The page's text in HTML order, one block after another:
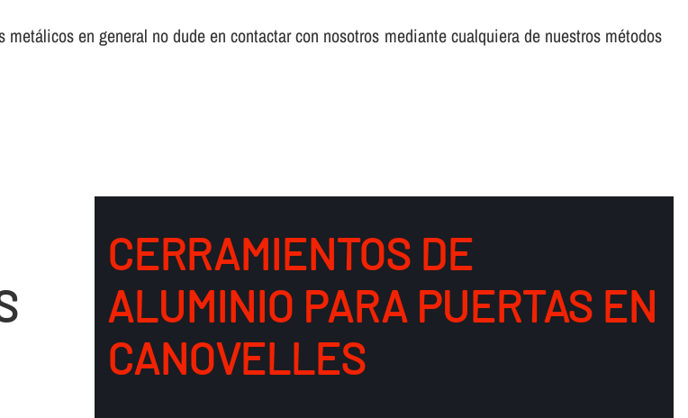
en general no dude en contactar con nosotros mediante cualquiera de nuestros métodos
CERRAMIENTOS DE
ALUMINIO PARA PUERTAS EN
CANOVELLES